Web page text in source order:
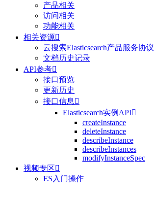
产品相关
访问相关
功能相关
相关资源
云搜索Elasticsearch产品服务协议
文档历史记录
API参考
接口预览
更新历史
接口信息 
Elasticsearch实例API
createInstance
deleteInstance
describeInstance
describeInstances
modifyInstanceSpec
视频专区
ES入门操作